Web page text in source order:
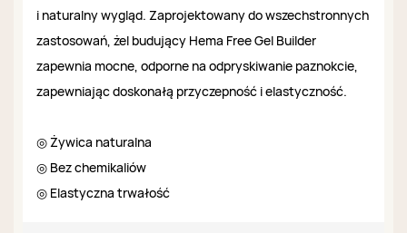
i naturalny wygląd. Zaprojektowany do wszechstronnych
zastosowań, żel budujący Hema Free Gel Builder
zapewnia mocne, odporne na odpryskiwanie paznokcie,
zapewniając doskonałą przyczepność i elastyczność.
◎ Żywica naturalna
◎ Bez chemikaliów
◎ Elastyczna trwałość